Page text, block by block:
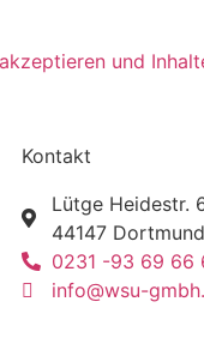
und
Kontakt
Lütge Heidestr.
44147 Dortmund
0231 -93 69 66
info@wsu-